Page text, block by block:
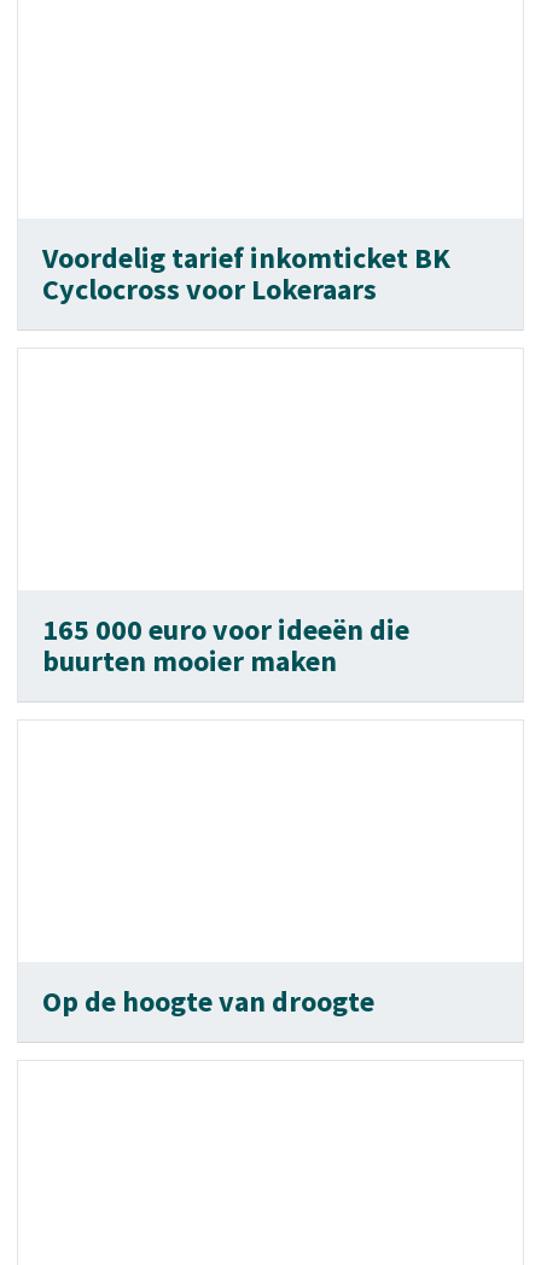
Voordelig tarief inkomticket BK
Cyclocross voor Lokeraars
165 000 euro voor ideeën die
buurten mooier maken
Op de hoogte van droogte